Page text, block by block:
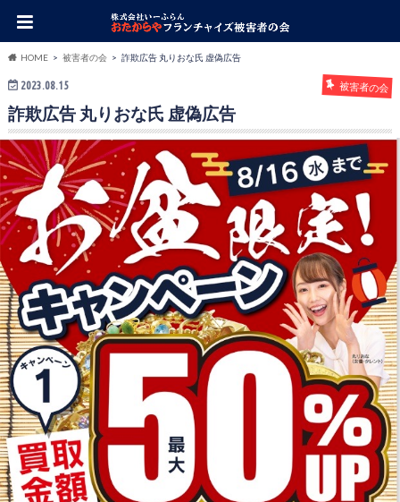
HOME 被害者の会 詐欺広告 丸りおな氏 虚偽広告
2023.08.15 被害者の会
詐欺広告 丸りおな氏 虚偽広告